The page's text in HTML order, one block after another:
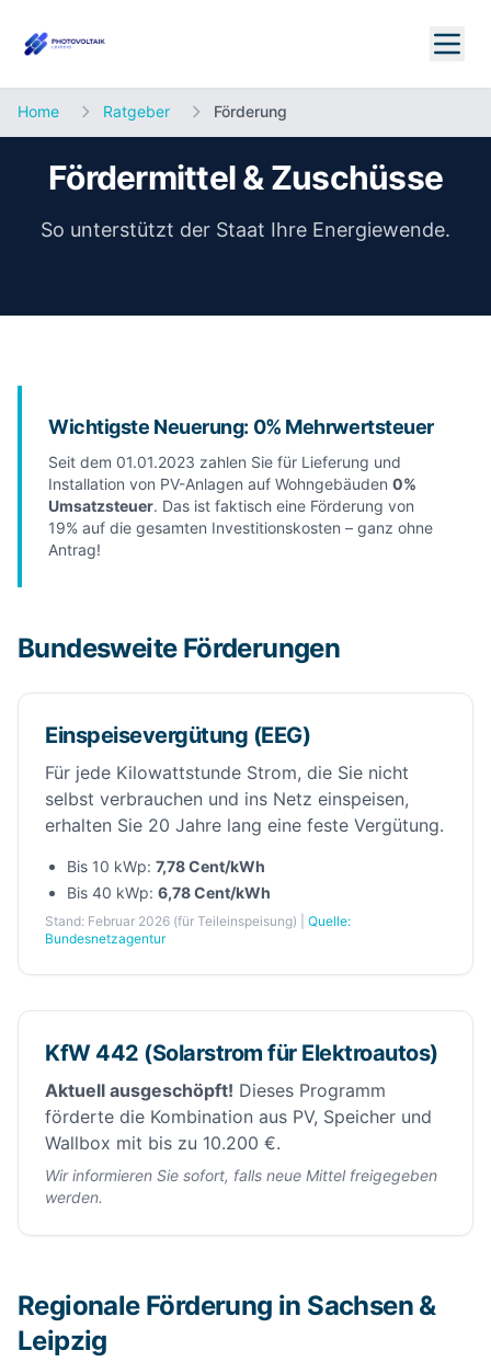
Home Ratgeber Förderung
Fördermittel & Zuschüsse
So unterstützt der Staat Ihre Energiewende.
Wichtigste Neuerung: 0% Mehrwertsteuer
Seit dem 01.01.2023 zahlen Sie für Lieferung und
Installation von PV-Anlagen auf Wohngebäuden 0%
Umsatzsteuer. Das ist faktisch eine Förderung von
19% auf die gesamten Investitionskosten – ganz ohne
Antrag!
Bundesweite Förderungen
Einspeisevergütung (EEG)
Für jede Kilowattstunde Strom, die Sie nicht
selbst verbrauchen und ins Netz einspeisen,
erhalten Sie 20 Jahre lang eine feste Vergütung.
Bis 10 kWp: 7,78 Cent/kWh
Bis 40 kWp: 6,78 Cent/kWh
Stand: Februar 2026 (für Teileinspeisung) | Quelle:
Bundesnetzagentur
KfW 442 (Solarstrom für Elektroautos)
Aktuell ausgeschöpft! Dieses Programm
förderte die Kombination aus PV, Speicher und
Wallbox mit bis zu 10.200 €.
Wir informieren Sie sofort, falls neue Mittel freigegeben
werden.
Regionale Förderung in Sachsen &
Leipzig